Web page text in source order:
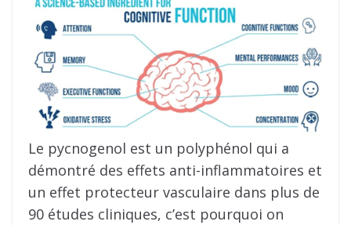
Le pycnogenol est un polyphénol qui a
démontré des effets anti-inflammatoires et
un effet protecteur vasculaire dans plus de
90 études cliniques, c’est pourquoi on